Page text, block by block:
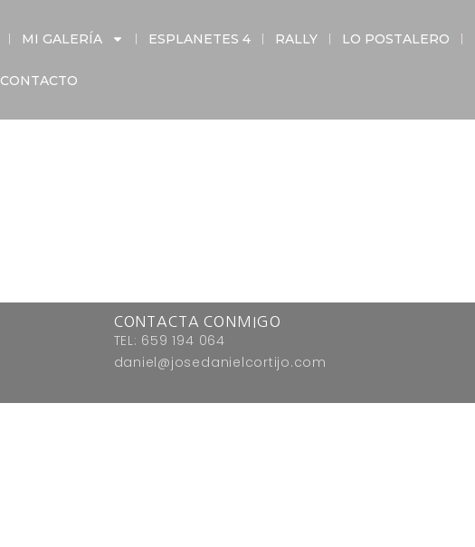
MI GALERÍA ESPLANETES 4 RALLY LO POSTALERO
CONTACTO
CONTACTA CONMIGO
TEL: 659 194 064
daniel@josedanielcortijo.com